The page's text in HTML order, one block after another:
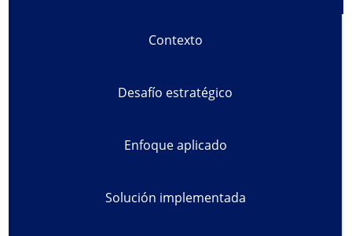
Contexto
Desafío estratégico
Enfoque aplicado
Solución implementada